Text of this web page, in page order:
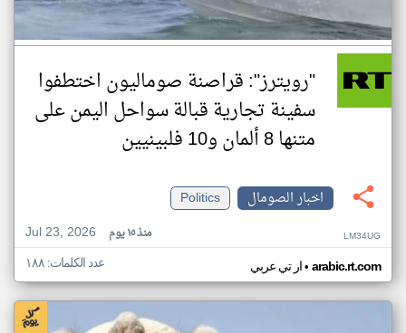
"رويترز": قراصنة صوماليون اختطفوا
سفينة تجارية قبالة سواحل اليمن على
متنها 8 ألمان و10 فلبينيين
اخبار الصومال
Politics
Jul 23, 2026
منذ ١٥ يوم LM34UG
ار تي عربي• arabic.rt.com عدد الكلمات: ١٨٨